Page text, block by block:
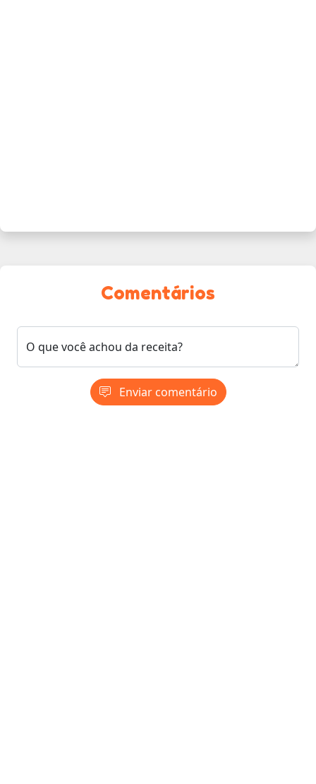
Comentários
O que você achou da receita?
Enviar comentário